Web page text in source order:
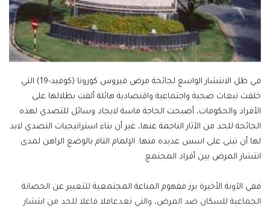
في ظل الانتشار الواسع لجائحة مرض فيروس كورونا (كوفيد-19) التي
خلفت تبعات صحية واجتماعية واقتصادية هائلة ألقت بظلالها على
الأفراد والحكومات، أصبحت الحاجة ماسة لايجاد وسائل للتصدي لهذه
الجائحة للحد من الآثار الناجمة عنها، غير أن بناء استراتيجيات التصدي لابد
لها أن تبنى على اسس عديده منها: الإلمام التام بالوضع الراهن لمدى
انتشار المرض بين أفراد المجتمع.
ففي الآونة الأخيرة برز مفهوم المناعة المجتمعية للتعبير عن الحصانة
الجماعية للسكان ضد المرض، والتي تعدعاملا فاعلا للحد من انتشار